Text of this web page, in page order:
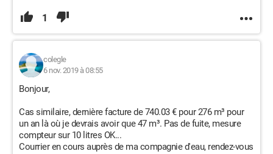
1
colegle
6 nov. 2019 à 08:55
Bonjour,
Cas similaire, dernière facture de 740.03 € pour 276 m³ pour
un an là où je devrais avoir que 47 m³. Pas de fuite, mesure
compteur sur 10 litres OK...
Courrier en cours auprès de ma compagnie d'eau, rendez-vous